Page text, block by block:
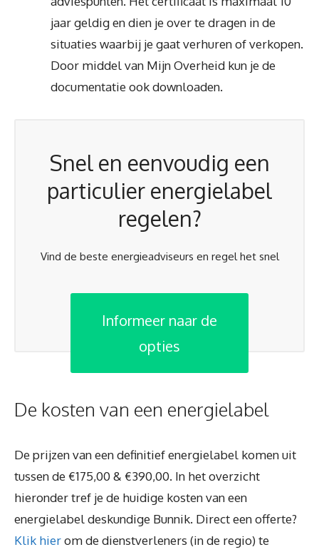
jaar geldig en dien je over te dragen in de
situaties waarbij je gaat verhuren of verkopen.
Door middel van Mijn Overheid kun je de
documentatie ook downloaden.
Snel en eenvoudig een
particulier energielabel
regelen?
Vind de beste energieadviseurs en regel het snel
Informeer naar de
opties
De kosten van een energielabel
De prijzen van een definitief energielabel komen uit
tussen de €175,00 & €390,00. In het overzicht
hieronder tref je de huidige kosten van een
energielabel deskundige Bunnik. Direct een offerte?
Klik hierom de dienstverleners (in de regio) te